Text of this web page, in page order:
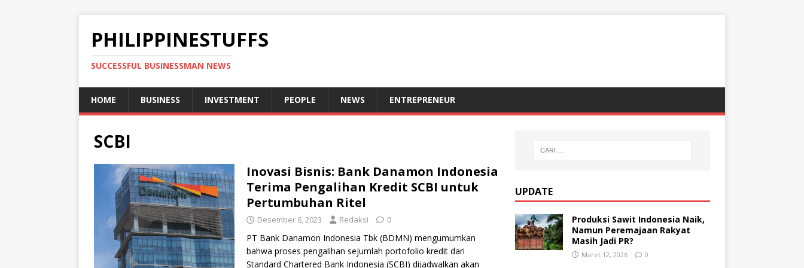
PHILIPPINESTUFFS
SUCCESSFUL BUSINESSMAN NEWS
HOME BUSINESS INVESTMENT PEOPLE NEWS ENTREPRENEUR
SCBI
Inovasi Bisnis: Bank Danamon Indonesia
Terima Pengalihan Kredit SCBI untuk
Pertumbuhan Ritel
Desember 6, 2023 Redaksi 0
PT Bank Danamon Indonesia Tbk (BDMN) mengumumkan
bahwa proses pengalihan sejumlah portofolio kredit dari
Standard Chartered Bank Indonesia (SCBI) dijadwalkan akan
UPDATE
Produksi Sawit Indonesia Naik,
Namun Peremajaan Rakyat
Masih Jadi PR?
Maret 12, 2026 0